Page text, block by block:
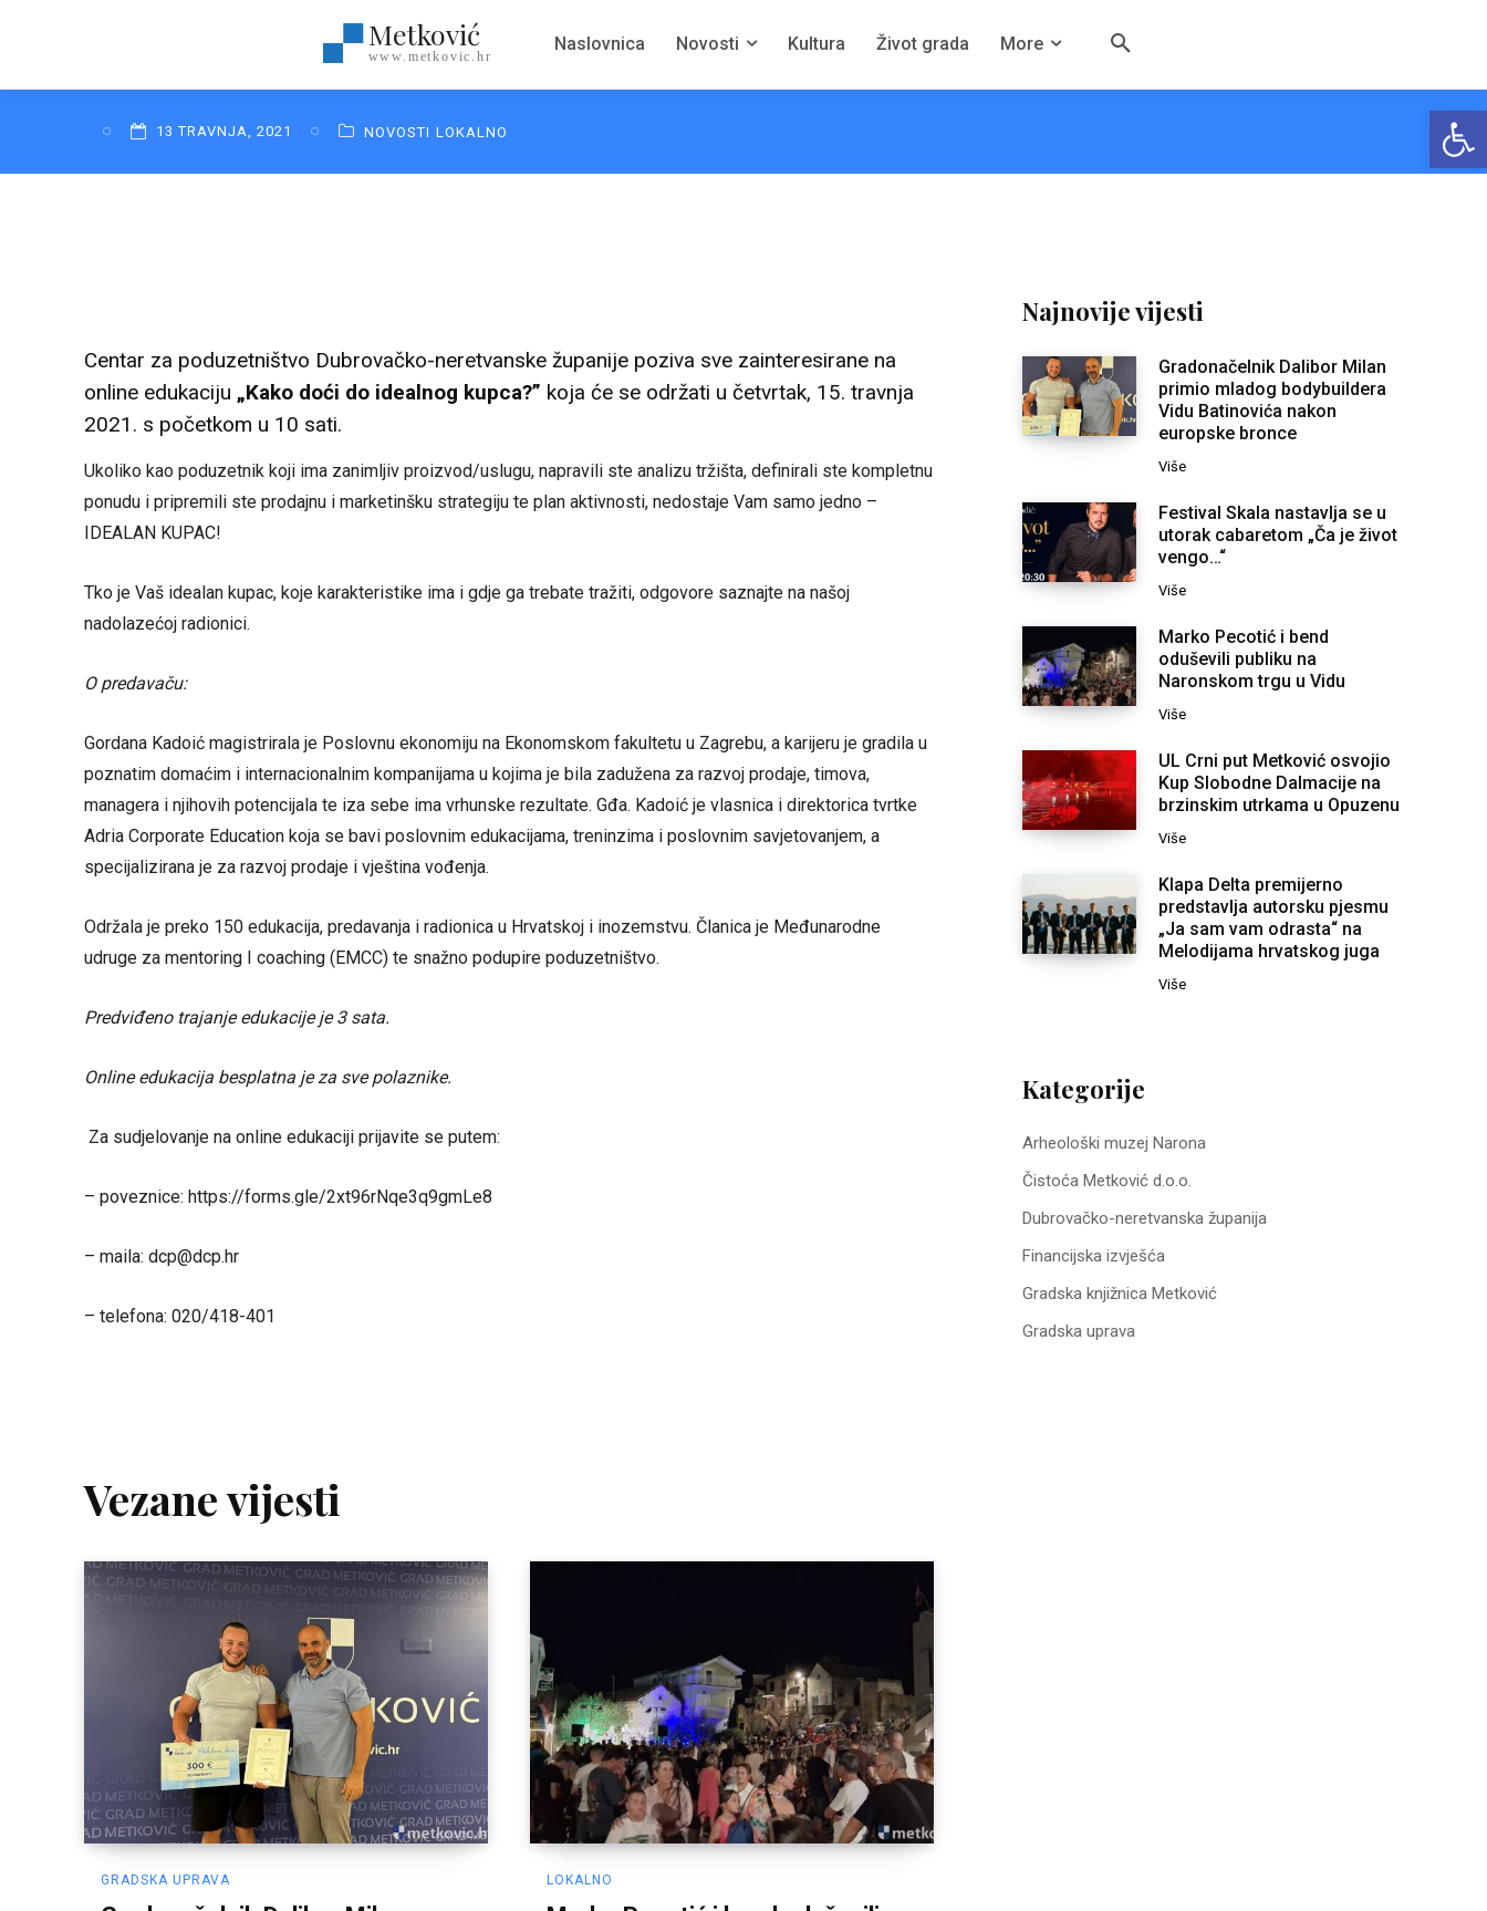
Metković
www.metkovic.hr
Naslovnica Novosti Kultura Život grada More
13 TRAVNJA, 2021 NOVOSTI LOKALNO
Centar za poduzetništvo Dubrovačko-neretvanske županije poziva sve zainteresirane na
online edukaciju „Kako doći do idealnog kupca?” koja će se održati u četvrtak, 15. travnja
2021. s početkom u 10 sati.
Ukoliko kao poduzetnik koji ima zanimljiv proizvod/uslugu, napravili ste analizu tržišta, definirali ste kompletnu
ponudu i pripremili ste prodajnu i marketinšku strategiju te plan aktivnosti, nedostaje Vam samo jedno –
IDEALAN KUPAC!
Tko je Vaš idealan kupac, koje karakteristike ima i gdje ga trebate tražiti, odgovore saznajte na našoj
nadolazećoj radionici.
O predavaču:
Gordana Kadoić magistrirala je Poslovnu ekonomiju na Ekonomskom fakultetu u Zagrebu, a karijeru je gradila u
poznatim domaćim i internacionalnim kompanijama u kojima je bila zadužena za razvoj prodaje, timova,
managera i njihovih potencijala te iza sebe ima vrhunske rezultate. Gđa. Kadoić je vlasnica i direktorica tvrtke
Adria Corporate Education koja se bavi poslovnim edukacijama, treninzima i poslovnim savjetovanjem, a
specijalizirana je za razvoj prodaje i vještina vođenja.
Održala je preko 150 edukacija, predavanja i radionica u Hrvatskoj i inozemstvu. Članica je Međunarodne
udruge za mentoring I coaching (EMCC) te snažno podupire poduzetništvo.
Predviđeno trajanje edukacije je 3 sata.
Online edukacija besplatna je za sve polaznike.
Za sudjelovanje na online edukaciji prijavite se putem:
– poveznice: https://forms.gle/2xt96rNqe3q9gmLe8
– maila: dcp@dcp.hr
– telefona: 020/418-401
Vezane vijesti
GRADSKA UPRAVA LOKALNO
Najnovije vijesti
Gradonačelnik Dalibor Milan
primio mladog bodybuildera
Vidu Batinovića nakon
europske bronce
Više
Festival Skala nastavlja se u
utorak cabaretom „Ča je život
vengo…“
Više
Marko Pecotić i bend
oduševili publiku na
Naronskom trgu u Vidu
Više
UL Crni put Metković osvojio
Kup Slobodne Dalmacije na
brzinskim utrkama u Opuzenu
Više
Klapa Delta premijerno
predstavlja autorsku pjesmu
„Ja sam vam odrasta“ na
Melodijama hrvatskog juga
Više
Kategorije
Arheološki muzej Narona
Čistoća Metković d.o.o.
Dubrovačko-neretvanska županija
Financijska izvješća
Gradska knjižnica Metković
Gradska uprava